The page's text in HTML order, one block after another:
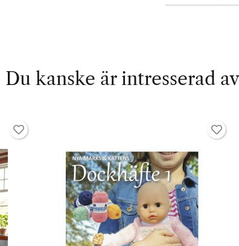
Du kanske är intresserad